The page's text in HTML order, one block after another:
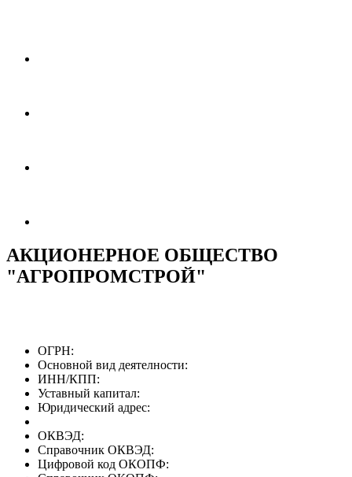
АКЦИОНЕРНОЕ ОБЩЕСТВО
"АГРОПРОМСТРОЙ"
ОГРН:
Основной вид деятелности:
ИНН/КПП:
Уставный капитал:
Юридический адрес:
ОКВЭД:
Справочник ОКВЭД:
Цифровой код ОКОПФ: